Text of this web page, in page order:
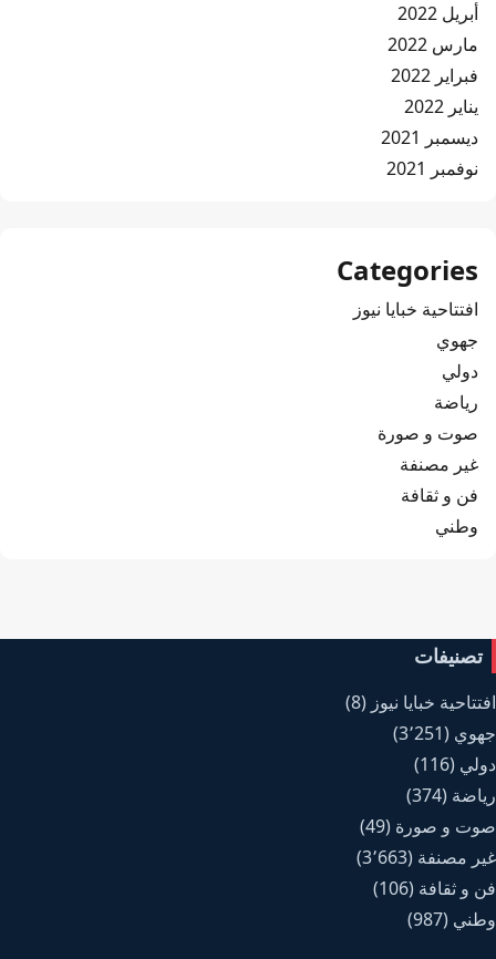
أبريل 2022
مارس 2022
فبراير 2022
يناير 2022
ديسمبر 2021
نوفمبر 2021
Categories
افتتاحية خبايا نيوز
جهوي
دولي
رياضة
صوت و صورة
غير مصنفة
فن و ثقافة
وطني
تصنيفات
افتتاحية خبايا نيوز (8)
جهوي (3٬251)
دولي (116)
رياضة (374)
صوت و صورة (49)
غير مصنفة (3٬663)
فن و ثقافة (106)
وطني (987)